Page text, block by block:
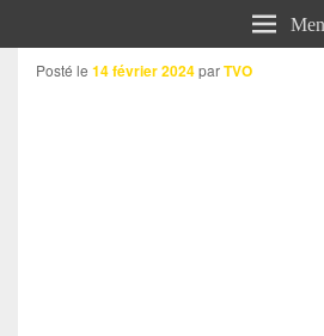
Posté le 14 février 2024parTVO